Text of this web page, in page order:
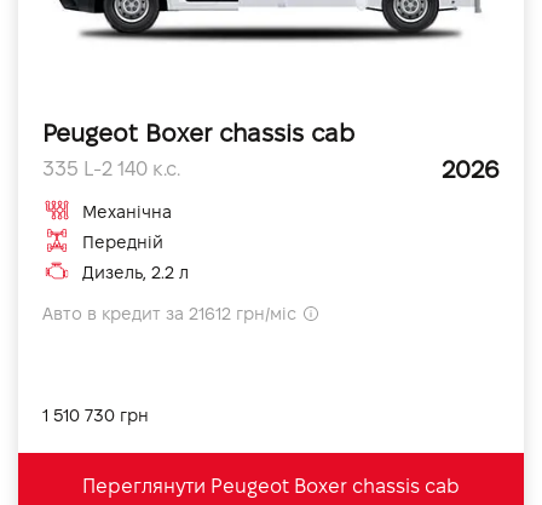
Peugeot Boxer chassis cab
335 L-2 140 к.с. 2026
Механічна
Передній
Дизель, 2.2 л
Авто в кредит за 21612 грн/міс
1 510 730 грн
Переглянути Peugeot Boxer chassis cab